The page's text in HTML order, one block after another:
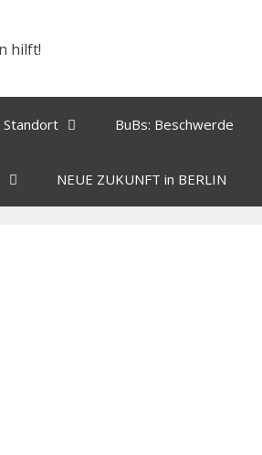
Standort BuBs: Beschwerde
NEUE ZUKUNFT in BERLIN